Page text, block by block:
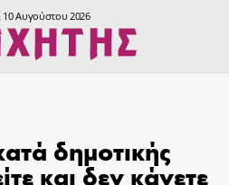
10 Αυγούστου 2026
δημοτικής
και δεν κάνετε